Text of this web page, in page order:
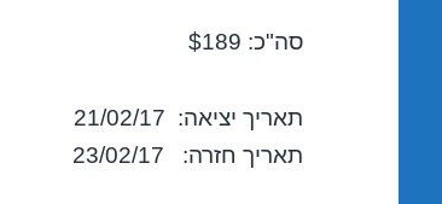
סה"כ: $189
תאריך יציאה: 21/02/17
תאריך חזרה: 23/02/17